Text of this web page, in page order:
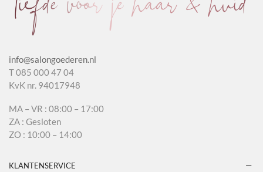
info@salongoederen.nl
T 085 000 47 04
KvK nr. 94017948
MA – VR : 08:00 – 17:00
ZA : Gesloten
ZO : 10:00 – 14:00
KLANTENSERVICE